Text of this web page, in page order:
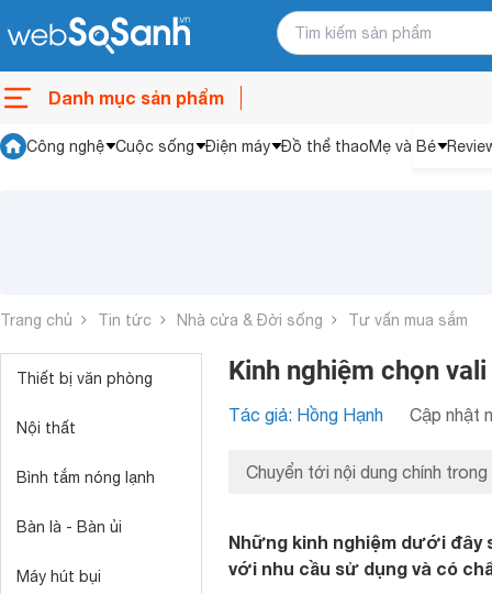
Danh mục sản phẩm
Công nghệ Cuộc sống Điện máy Đồ thể thaoMẹ và Bé
Trang chủ Tin tức Nhà cửa & Đời sống Tư vấn mua sắm
Thiết bị văn phòng
Nội thất
Bình tắm nóng lạnh
Bàn là - Bàn ủi
Máy hút bụi
Kinh nghiệm chọn
Tác giả: Hồng Hạnh Cập nhật
Chuyển tới nội dung chính trong
Những kinh nghiệm dưới đây
với nhu cầu sử dụng và có